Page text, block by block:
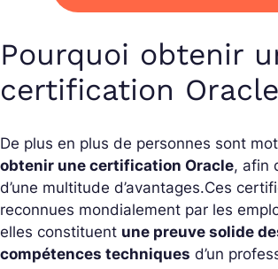
Pourquoi obtenir
certification
De plus en plus de personnes sont
obtenir une certification Oracle, afin
d’une multitude d’avantages.Ces
reconnues mondialement par les
elles constituent une preuve solide
compétences techniques d’un